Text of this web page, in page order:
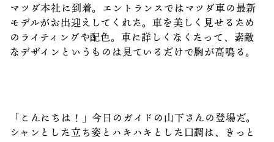
マツダ本社に到着。エントランスではマツダ車の最新
モデルがお出迎えしてくれた。車を美しく見せるため
のライティングや配色。車に詳しくなくたって、素敵
なデザインというものは見ているだけで胸が高鳴る。
「こんにちは！」今日のガイドの山下さんの登場だ。
シャンとした立ち姿とハキハキとした口調は、きっと